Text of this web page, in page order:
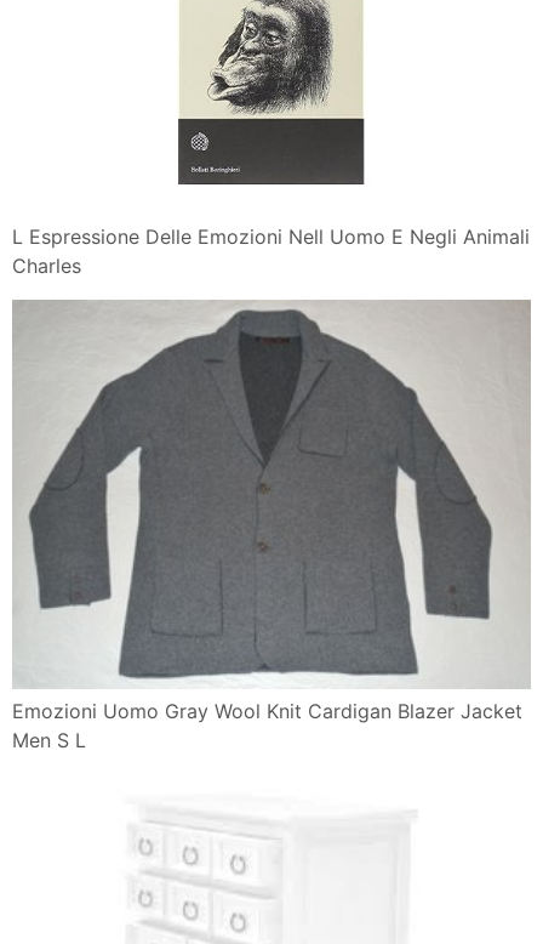
L Espressione Delle Emozioni Nell Uomo E Negli Animali
Charles
Emozioni Uomo Gray Wool Knit Cardigan Blazer Jacket
Men S L